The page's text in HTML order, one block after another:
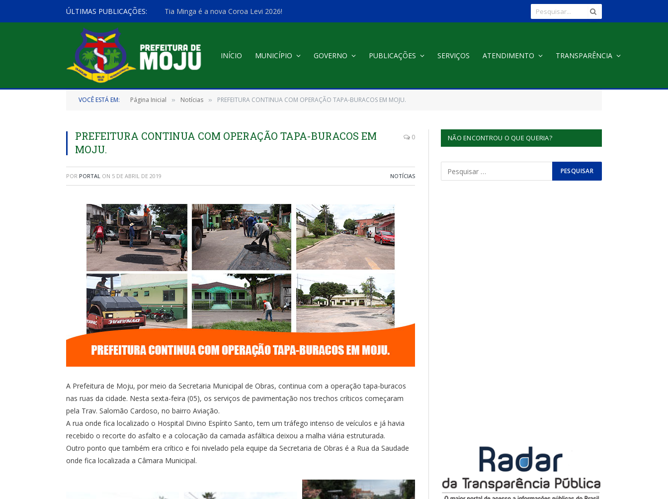
ÚLTIMAS PUBLICAÇÕES: Tia Minga é a nova Coroa Levi 2026!
INÍCIO MUNICÍPIO GOVERNO PUBLICAÇÕES SERVIÇOS ATENDIMENTO TRANSPARÊNCIA
VOCÊ ESTÁ EM: Página Inicial » Notícias » PREFEITURA CONTINUA COM OPERAÇÃO TAPA-BURACOS EM MOJU.
PREFEITURA CONTINUA COM OPERAÇÃO TAPA-BURACOS EM
MOJU.
0
POR PORTAL ON 5 DE ABRIL DE 2019 NOTÍCIAS
A Prefeitura de Moju, por meio da Secretaria Municipal de Obras, continua com a operação tapa-buracos
nas ruas da cidade. Nesta sexta-feira (05), os serviços de pavimentação nos trechos críticos começaram
pela Trav. Salomão Cardoso, no bairro Aviação.
A rua onde fica localizado o Hospital Divino Espírito Santo, tem um tráfego intenso de veículos e já havia
recebido o recorte do asfalto e a colocação da camada asfáltica deixou a malha viária estruturada.
Outro ponto que também era crítico e foi nivelado pela equipe da Secretaria de Obras é a Rua da Saudade
onde fica localizada a Câmara Municipal.
NÃO ENCONTROU O QUE QUERIA?